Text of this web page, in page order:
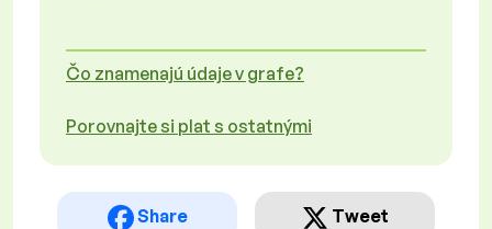
Čo znamenajú údaje v grafe?
Porovnajte si plat s ostatnými
Share Tweet